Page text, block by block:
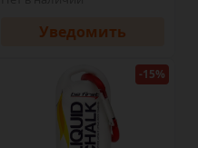
Уведомить
-15%